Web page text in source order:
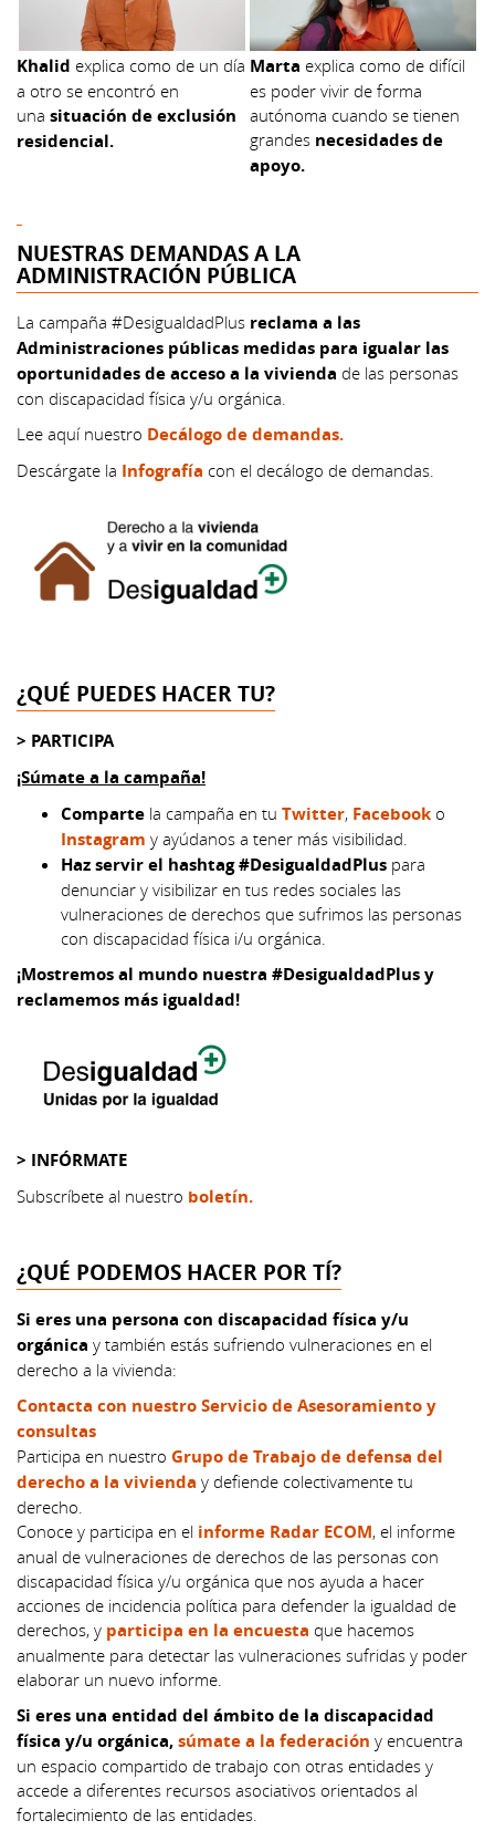
Khalid explica como de un día
a otro se encontró en
una situación de exclusión
residencial.
Marta explica como de difícil
es poder vivir de forma
autónoma cuando se tienen
grandes necesidades de
apoyo.
NUESTRAS DEMANDAS A LA
ADMINISTRACIÓN PÚBLICA
La campaña #DesigualdadPlus reclama a las
Administraciones públicas medidas para igualar las
oportunidades de acceso a la vivienda de las personas
con discapacidad física y/u orgánica.
Lee aquí nuestro Decálogo de demandas.
Descárgate la Infografía con el decálogo de demandas.
¿QUÉ PUEDES HACER TU?
> PARTICIPA
¡Súmate a la campaña!
Comparte la campaña en tu Twitter, Facebook o
Instagram y ayúdanos a tener más visibilidad.
Haz servir el hashtag #DesigualdadPlus para
denunciar y visibilizar en tus redes sociales las
vulneraciones de derechos que sufrimos las personas
con discapacidad física i/u orgánica.
¡Mostremos al mundo nuestra #DesigualdadPlus y
reclamemos más igualdad!
> INFÓRMATE
Subscríbete al nuestro boletín.
¿QUÉ PODEMOS HACER POR TÍ?
Si eres una persona con discapacidad física y/u
orgánica y también estás sufriendo vulneraciones en el
derecho a la vivienda:
Contacta con nuestro Servicio de Asesoramiento y
consultas
Participa en nuestro Grupo de Trabajo de defensa del
derecho a la vivienda y defiende colectivamente tu
derecho.
Conoce y participa en el informe Radar ECOM, el informe
anual de vulneraciones de derechos de las personas con
discapacidad física y/u orgánica que nos ayuda a hacer
acciones de incidencia política para defender la igualdad de
derechos, y participa en la encuesta que hacemos
anualmente para detectar las vulneraciones sufridas y poder
elaborar un nuevo informe.
Si eres una entidad del ámbito de la discapacidad
física y/u orgánica,súmate a la federación y encuentra
un espacio compartido de trabajo con otras entidades y
accede a diferentes recursos asociativos orientados al
fortalecimiento de las entidades.